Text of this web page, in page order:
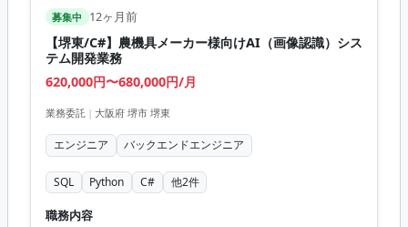
募集中 12ヶ月前
【堺東/C#】農機具メーカー様向けAI（画像認識）シス
テム開発業務
620,000円〜680,000円/月
業務委託 | 大阪府 堺市 堺東
エンジニア バックエンドエンジニア
SQL Python C# 他2件
職務内容